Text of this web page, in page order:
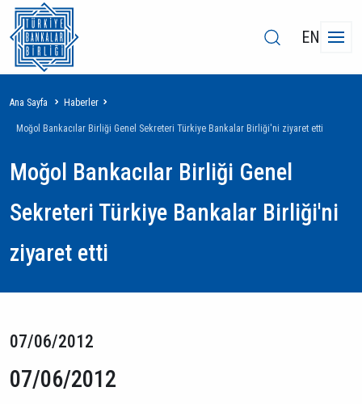
EN
Sayfa
yolu
Ana Sayfa Haberler
Moğol Bankacılar Birliği Genel Sekreteri Türkiye Bankalar Birliği'ni ziyaret etti
Moğol Bankacılar Birliği Genel
Sekreteri Türkiye Bankalar Birliği'ni
ziyaret etti
07/06/2012
07/06/2012